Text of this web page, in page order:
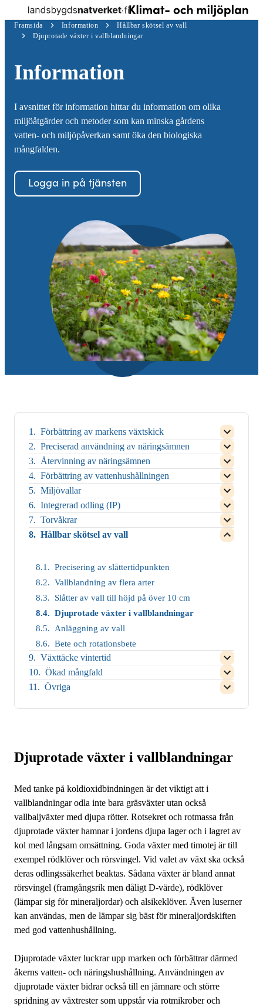
Skip to
content ↓
MenyKlimat-
och
Framsida Information
Hållbar skötsel av vall
Djuprotade växter i vallblandningar
Information
I avsnittet för information hittar du information om olika
miljöåtgärder och metoder som kan minska gårdens
vatten- och miljöpåverkan samt öka den biologiska
mångfalden.
Logga in på tjänsten
Förbättring av markens växtskick
Open
child
menu
for
Close
child
menu
for
Förbättring
av
markens
växtskick
Preciserad användning av näringsämnen
Open
child
menu
for
Close
child
menu
for
Preciserad
av
Återvinning av näringsämnen
Open
child
menu
for
Close
child
menu
for
av
Förbättring av vattenhushållningen
Open
child
menu
for
Close
child
menu
for
Miljövallar
Open
child
menu
for
Close
child
Integrerad odling (IP)
Open
child
menu
for
Close
Torvåkrar
Open
child
menu
Hållbar skötsel av vall
Open
Precisering av slåttertidpunkten
Vallblandning av flera arter
Slåtter av vall till höjd på över 10 cm
Djuprotade växter i vallblandningar
Anläggning av vall
Bete och rotationsbete
Växttäcke vintertid
Open
child
menu
for
Close
Ökad mångfald
Open
child
menu
Close
mångfald
Övriga
Open
menu
Övriga
Djuprotade växter i vallblandningar
Med tanke på koldioxidbindningen är det viktigt att i
vallblandningar odla inte bara gräsväxter utan också
vallbaljväxter med djupa rötter. Rotsekret och rotmassa från
djuprotade växter hamnar i jordens djupa lager och i lagret av
kol med långsam omsättning. Goda växter med timotej är till
exempel rödklöver och rörsvingel. Vid valet av växt ska också
deras odlingssäkerhet beaktas. Sådana växter är bland annat
rörsvingel (framgångsrik men dåligt D-värde), rödklöver
(lämpar sig för mineraljordar) och alsikeklöver. Även luserner
kan användas, men de lämpar sig bäst för mineraljordskiften
med god vattenhushållning.
Djuprotade växter luckrar upp marken och förbättrar därmed
åkerns vatten- och näringshushållning. Användningen av
djuprotade växter bidrar också till en jämnare och större
spridning av växtrester som uppstår via rotmikrober och